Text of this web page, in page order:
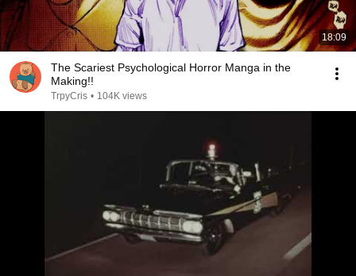
18:09
The Scariest Psychological Horror Manga in the
Making!!
TrpyCris • 104K views